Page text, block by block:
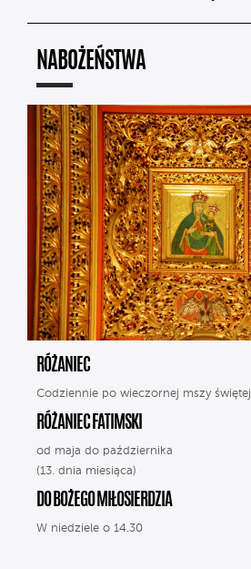
NABOŻEŃSTWA
RÓŻANIEC
Codziennie po wieczornej mszy świętej
RÓŻANIEC FATIMSKI
od maja do października
(13. dnia miesiąca)
DO BOŻEGO MIŁOSIERDZIA
W niedziele o 14.30